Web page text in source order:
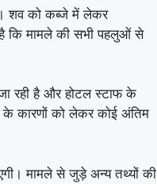
शव को कब्जे में लेकर
है कि मामले की सभी पहलुओं से
रही है और होटल स्टाफ के
के कारणों को लेकर कोई अंतिम
मामले से जुड़े अन्य तथ्यों की